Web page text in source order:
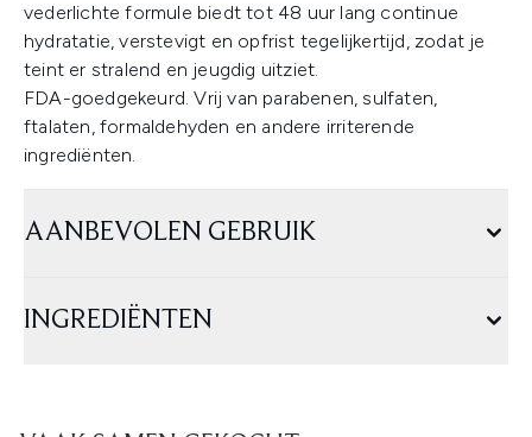
vederlichte formule biedt tot 48 uur lang continue
hydratatie, verstevigt en opfrist tegelijkertijd, zodat je
teint er stralend en jeugdig uitziet.
FDA-goedgekeurd. Vrij van parabenen, sulfaten,
ftalaten, formaldehyden en andere irriterende
ingrediënten.
AANBEVOLEN GEBRUIK
INGREDIËNTEN